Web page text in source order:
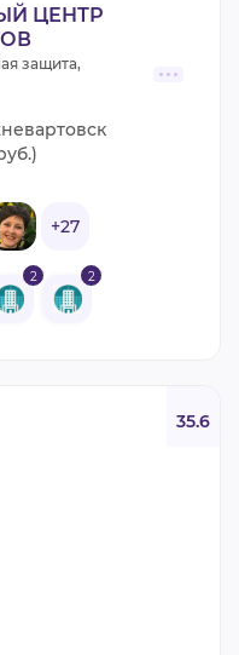
ЦЕНТР
защита,
2 2
+27
35.6